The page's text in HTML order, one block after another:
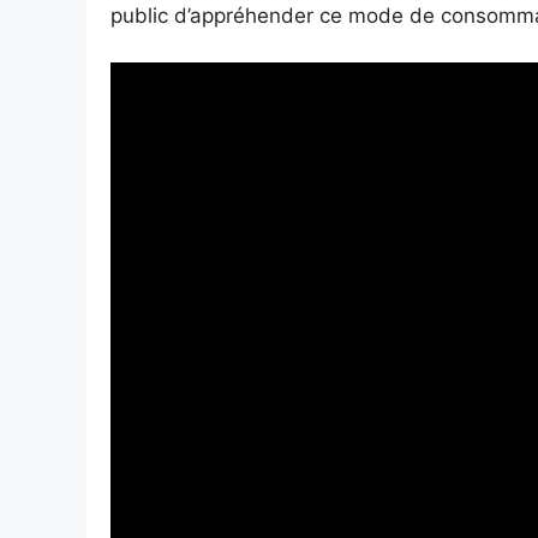
public d’appréhender ce mode de